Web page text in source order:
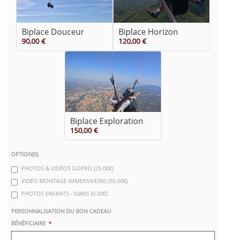
Biplace Douceur
90,00 €
Biplace Horizon
120,00 €
Biplace Exploration
150,00 €
OPTION(S)
PHOTOS & VIDÉOS GOPRO (25.00€)
VIDÉO MONTAGE IMMERSIVE360 (50.00€)
PHOTOS ENFANTS -10ANS (0.00€)
PERSONNALISATION DU BON CADEAU
BÉNÉFICIAIRE